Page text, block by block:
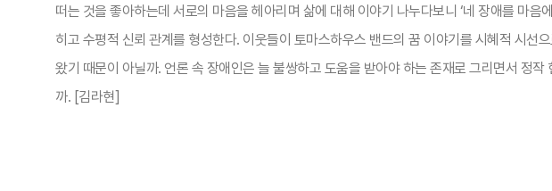
떠는 것을 좋아하는데 서로의 마음을 헤아리며 삶에 대해 이야기 나누다보니 ‘네 장애를 마
히고 수평적 신뢰 관계를 형성한다. 이웃들이 토마스하우스 밴드의 꿈 이야기를 시혜적 시
왔기 때문이 아닐까. 언론 속 장애인은 늘 불쌍하고 도움을 받아야 하는 존재로 그리면서 정
까. [김라현]